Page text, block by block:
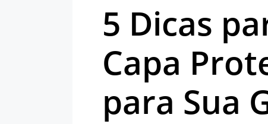
5 Dicas
Capa
para Sua